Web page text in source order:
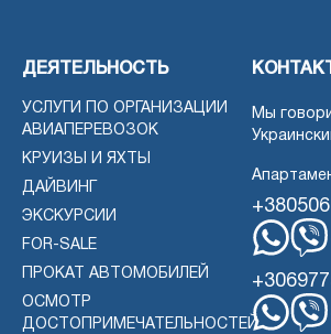
ДЕЯТЕЛЬНОСТЬ
УСЛУГИ ПО ОРГАНИЗАЦИИ
АВИАПЕРЕВОЗОК
КРУИЗЫ И ЯХТЫ
ДАЙВИНГ
ЭКСКУРСИИ
FOR-SALE
ПРОКАТ АВТОМОБИЛЕЙ
ОСМОТР
ДОСТОПРИМЕЧАТЕЛЬНОСТЕЙ
КОНТАКТ
Мы